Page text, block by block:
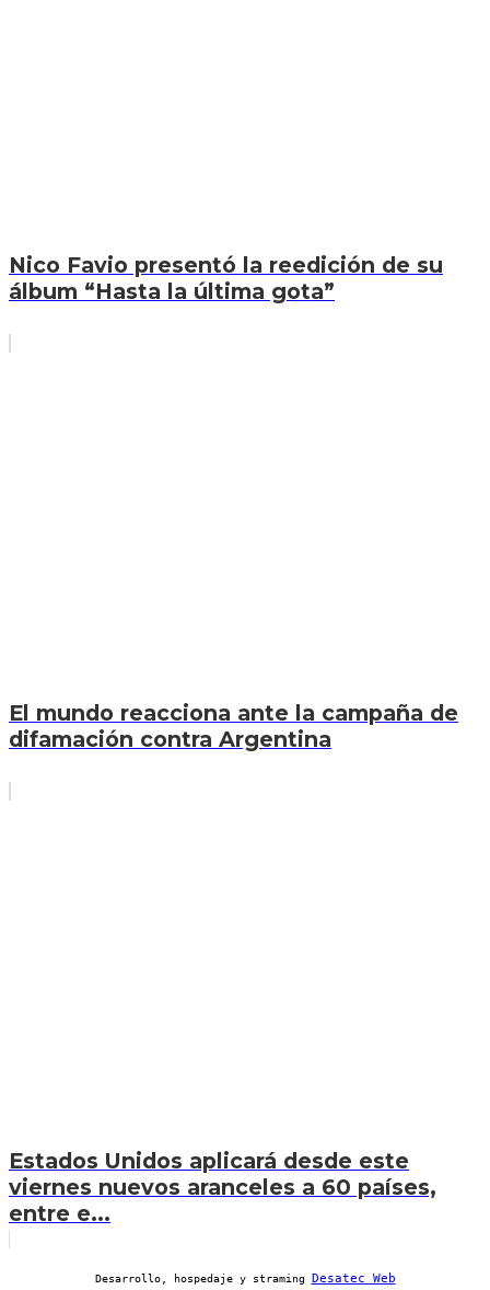
Nico Favio presentó la reedición de su
álbum “Hasta la última gota”
El mundo reacciona ante la campaña de
difamación contra Argentina
Estados Unidos aplicará desde este
viernes nuevos aranceles a 60 países,
entre e...
Desarrollo, hospedaje y straming Desatec Web